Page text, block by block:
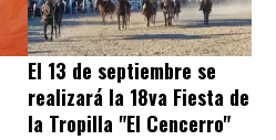
El 13 de septiembre se
realizará la 18va Fiesta de
la Tropilla "El Cencerro"